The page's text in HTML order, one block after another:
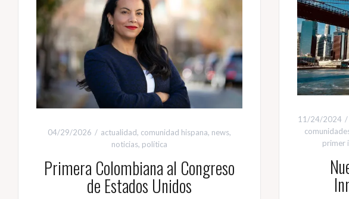
04/29/2026 actualidad, comunidad hispana, news,
noticias, política
Primera Colombiana al Congreso
de Estados Unidos
11/24/2024
primer